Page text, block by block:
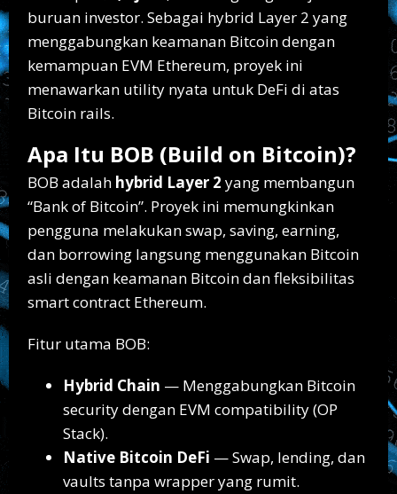
buruan investor. Sebagai hybrid Layer 2 yang
menggabungkan keamanan Bitcoin dengan
kemampuan EVM Ethereum, proyek ini
menawarkan utility nyata untuk DeFi di atas
Bitcoin rails.
Apa Itu BOB (Build on Bitcoin)?
BOB adalah hybrid Layer 2 yang membangun
“Bank of Bitcoin”. Proyek ini memungkinkan
pengguna melakukan swap, saving, earning,
dan borrowing langsung menggunakan Bitcoin
asli dengan keamanan Bitcoin dan fleksibilitas
smart contract Ethereum.
Fitur utama BOB:
Hybrid Chain — Menggabungkan Bitcoin
security dengan EVM compatibility (OP
Stack).
Native Bitcoin DeFi — Swap, lending, dan
vaults tanpa wrapper yang rumit.